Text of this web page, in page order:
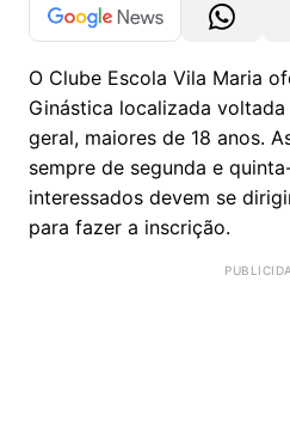
O Clube Escola Vila Maria
Ginástica localizada
geral, maiores de 18 anos.
sempre de segunda e
interessados devem se
para fazer a inscrição.